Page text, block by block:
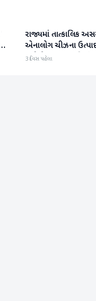
ગુજરાત
રાજ્યમાં તાત્કાલિક
એનાલોગ ચીઝના
અને વેચાણ પર પ્રતિબંધ.
3 દિવસ પહેલા